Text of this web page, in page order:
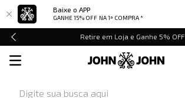
Baixe o APP
GANHE 15% OFF NA 1ª COMPRA *
Retire em Loja e Ganhe 5% OFF